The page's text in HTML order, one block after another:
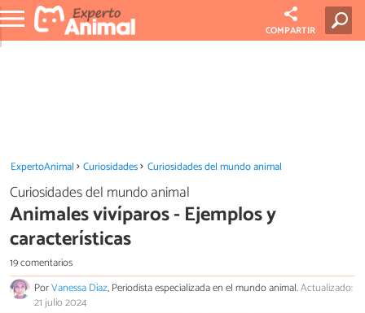
COMPARTIR
ExpertoAnimal Curiosidades Curiosidades del mundo animal
Curiosidades del mundo animal
Animales vivíparos - Ejemplos y
características
19 comentarios
PorVanessa Díaz, Periodista especializada en el mundo animal.Actualizado:
21 julio 2024